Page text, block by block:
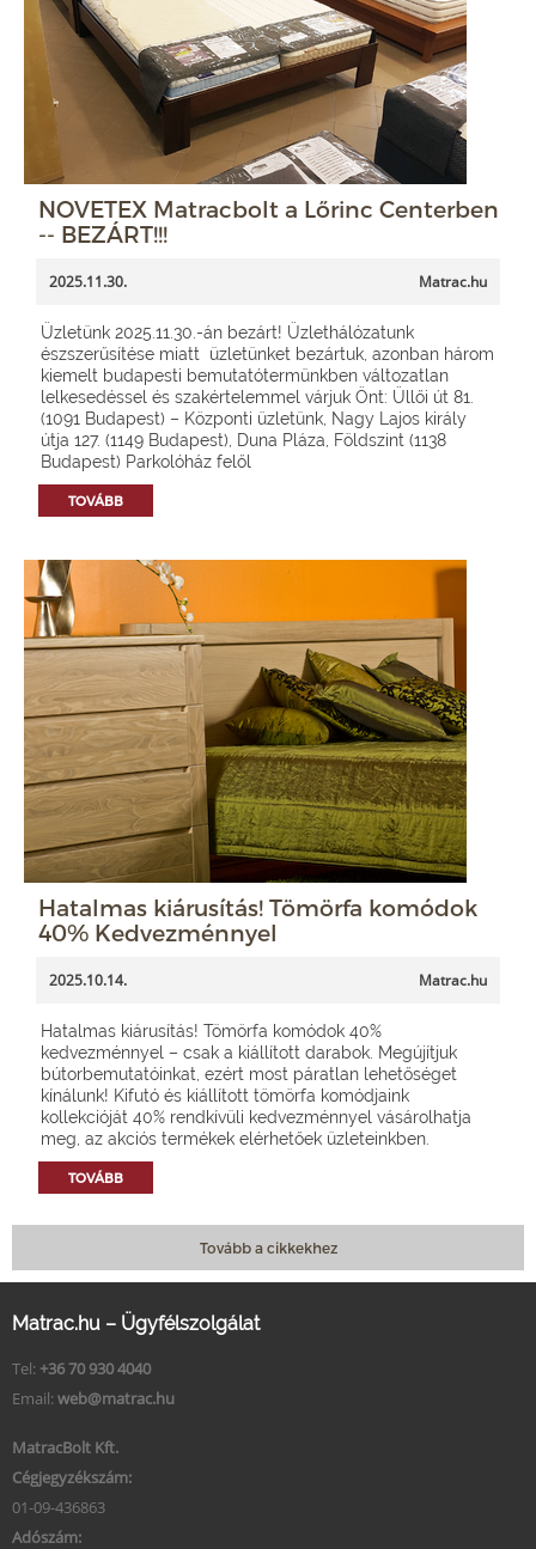
NOVETEX Matracbolt a Lőrinc Centerben
-- BEZÁRT!!!
2025.11.30. Matrac.hu
Üzletünk 2025.11.30.-án bezárt! Üzlethálózatunk
észszerűsítése miatt üzletünket bezártuk, azonban három
kiemelt budapesti bemutatótermünkben változatlan
lelkesedéssel és szakértelemmel várjuk Önt: Üllői út 81.
(1091 Budapest) – Központi üzletünk, Nagy Lajos király
útja 127. (1149 Budapest), Duna Pláza, Földszint (1138
Budapest) Parkolóház felől
TOVÁBB
Hatalmas kiárusítás! Tömörfa komódok
40% Kedvezménnyel
2025.10.14. Matrac.hu
Hatalmas kiárusítás! Tömörfa komódok 40%
kedvezménnyel – csak a kiállított darabok. Megújítjuk
bútorbemutatóinkat, ezért most páratlan lehetőséget
kínálunk! Kifutó és kiállított tömörfa komódjaink
kollekcióját 40% rendkívüli kedvezménnyel vásárolhatja
meg, az akciós termékek elérhetőek üzleteinkben.
TOVÁBB
Tovább a cikkekhez
Matrac.hu – Ügyfélszolgálat
Tel: +36 70 930 4040
Email: web@matrac.hu
MatracBolt Kft.
Cégjegyzékszám:
01-09-436863
Adószám: